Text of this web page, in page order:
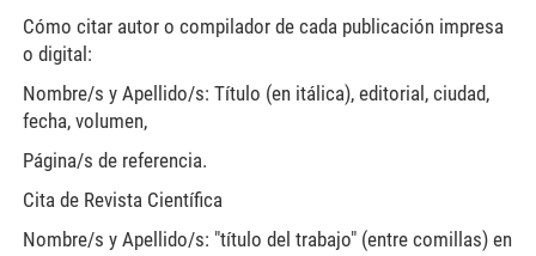
Cómo citar autor o compilador de cada publicación impresa
o digital:
Nombre/s y Apellido/s: Título (en itálica), editorial, ciudad,
fecha, volumen,
Página/s de referencia.
Cita de Revista Científica
Nombre/s y Apellido/s: "título del trabajo" (entre comillas) en